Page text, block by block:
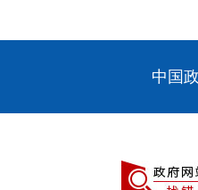
中国